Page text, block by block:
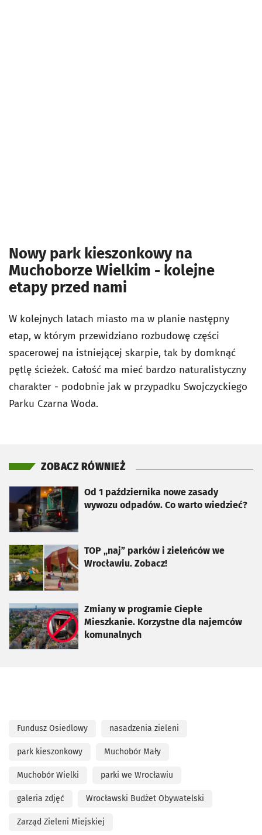
Nowy park kieszonkowy na
Muchoborze Wielkim - kolejne
etapy przed nami
W kolejnych latach miasto ma w planie następny
etap, w którym przewidziano rozbudowę części
spacerowej na istniejącej skarpie, tak by domknąć
pętlę ścieżek. Całość ma mieć bardzo naturalistyczny
charakter - podobnie jak w przypadku Swojczyckiego
Parku Czarna Woda.
ZOBACZ RÓWNIEŻ
Od 1 października nowe zasady
wywozu odpadów. Co warto wiedzieć?
otworzy się w nowej karcie
TOP „naj” parków i zieleńców we
Wrocławiu. Zobacz!
otworzy się w nowej karcie
Zmiany w programie Ciepłe
Mieszkanie. Korzystne dla najemców
komunalnych
otworzy się w nowej karcie
Fundusz Osiedlowy nasadzenia zieleni
park kieszonkowy Muchobór Mały
Muchobór Wielki parki we Wrocławiu
galeria zdjęć Wrocławski Budżet Obywatelski
Zarząd Zieleni Miejskiej